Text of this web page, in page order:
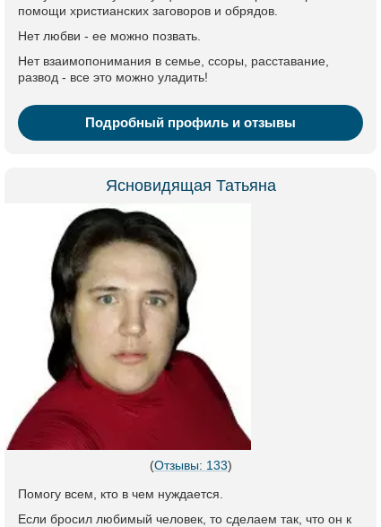
помощи христианских заговоров и обрядов.
Нет любви - ее можно позвать.
Нет взаимопонимания в семье, ссоры, расставание,
развод - все это можно уладить!
Подробный профиль и отзывы
Ясновидящая Татьяна
(Отзывы: 133)
Помогу всем, кто в чем нуждается.
Если бросил любимый человек, то сделаем так, что он к